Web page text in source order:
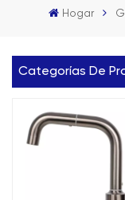
Hogar
Categorías De